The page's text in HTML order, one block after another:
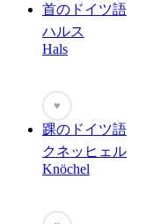
首のドイツ語
ハルス
Hals
♥
踝のドイツ語
クネッヒェル
Knöchel